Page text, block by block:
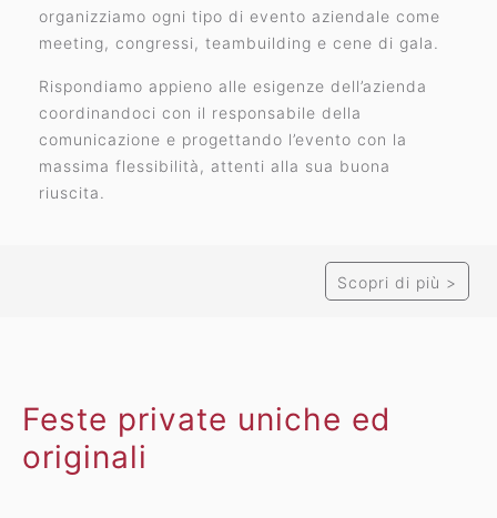
organizziamo ogni tipo di evento aziendale come
meeting, congressi, teambuilding e cene di gala.
Rispondiamo appieno alle esigenze dell’azienda
coordinandoci con il responsabile della
comunicazione e progettando l’evento con la
massima flessibilità, attenti alla sua buona
riuscita.
Scopri di più >
svincoli autostradali: 4 km dall’uscita autostradale di
Cavenago Cambiago e 7 km dall’uscita autostradale di
Agrate Brianza.
Feste private uniche ed
originali